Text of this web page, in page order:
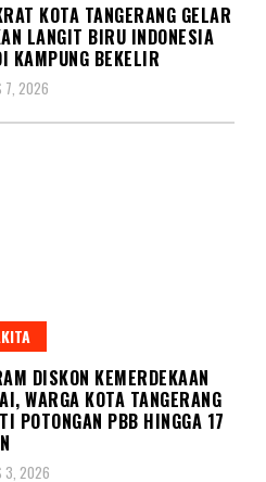
KOTA TANGERANG GELAR
LANGIT BIRU INDONESIA
KAMPUNG BEKELIR
7, 2026
DISKON KEMERDEKAAN
WARGA KOTA TANGERANG
POTONGAN PBB HINGGA 17
3, 2026